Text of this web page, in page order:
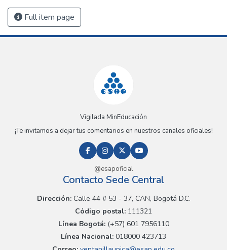
Full item page
Vigilada MinEducación
¡Te invitamos a dejar tus comentarios en nuestros canales oficiales!
@esapoficial
Contacto Sede Central
Dirección:Calle 44 # 53 - 37, CAN, Bogotá D.C.
Código postal: 111321
Línea Bogotá:(+57) 601 7956110
Línea Nacional: 018000 423713